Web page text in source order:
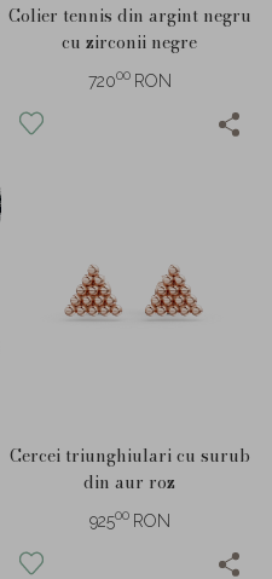
Colier tennis din argint negru
cu zirconii negre
72000 RON
Cercei triunghiulari cu surub
din aur roz
92500 RON